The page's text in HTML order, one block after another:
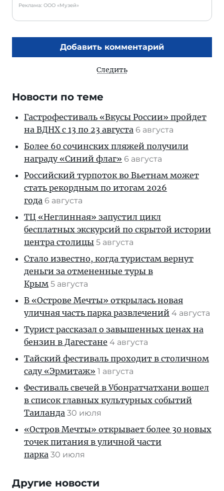
Реклама: ООО «Музей»
Добавить комментарий
Следить
Новости по теме
Гастрофестиваль «Вкусы России» пройдет
на ВДНХ с 13 по 23 августа 6 августа
Более 60 сочинских пляжей получили
награду «Синий флаг» 6 августа
Российский турпоток во Вьетнам может
стать рекордным по итогам 2026
года 6 августа
ТЦ «Неглинная» запустил цикл
бесплатных экскурсий по скрытой истории
центра столицы 5 августа
Стало известно, когда туристам вернут
деньги за отмененные туры в
Крым 5 августа
В «Острове Мечты» открылась новая
уличная часть парка развлечений 4 августа
Турист рассказал о завышенных ценах на
бензин в Дагестане 4 августа
Тайский фестиваль проходит в столичном
саду «Эрмитаж» 1 августа
Фестиваль свечей в Убонратчатхани вошел
в список главных культурных событий
Таиланда 30 июля
«Остров Мечты» открывает более 30 новых
точек питания в уличной части
парка 30 июля
Другие новости